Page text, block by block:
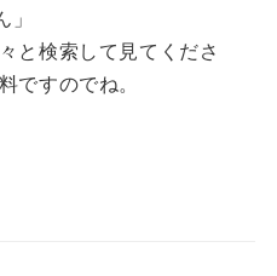
」
と検索して見てくださ
ですのでね。